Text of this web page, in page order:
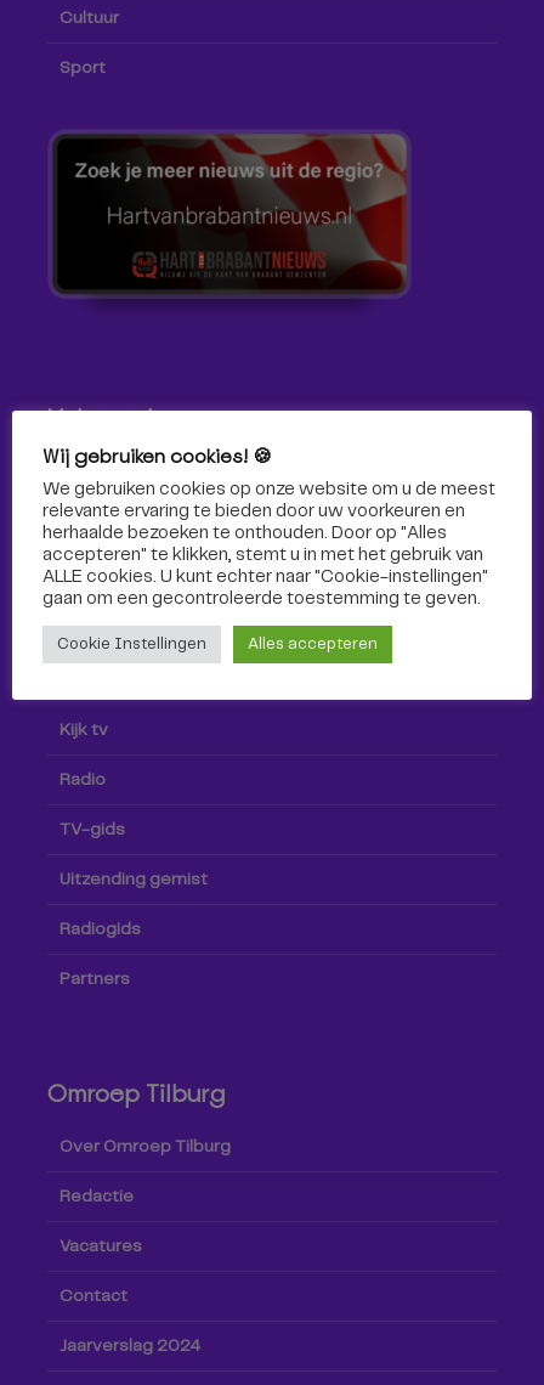
Cultuur
Sport
Volg ons!
Volg Omroep Tilburg niet alleen hier, maar ook via social
media!
Kijk tv
Radio
TV-gids
Uitzending gemist
Radiogids
Partners
Omroep Tilburg
Over Omroep Tilburg
Redactie
Vacatures
Contact
Jaarverslag 2024
Wij gebruiken cookies! 🍪
We gebruiken cookies op onze website om u de meest
relevante ervaring te bieden door uw voorkeuren en
herhaalde bezoeken te onthouden. Door op "Alles
accepteren" te klikken, stemt u in met het gebruik van
ALLE cookies. U kunt echter naar "Cookie-instellingen"
gaan om een ​​gecontroleerde toestemming te geven.
Cookie Instellingen Alles accepteren